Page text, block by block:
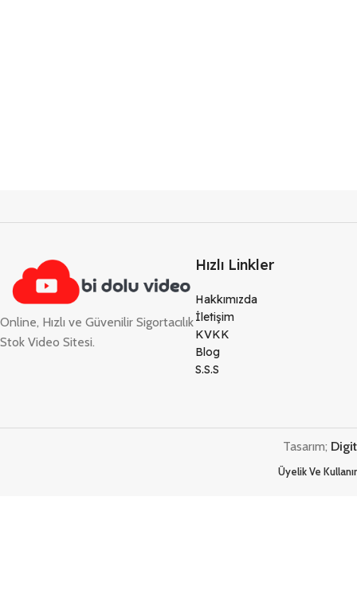
Online, Hızlı ve Güvenilir Sigortacılık
Stok Video Sitesi.
Hızlı Linkler
Hakkımızda
İletişim
KVKK
Blog
S.S.S
Tasarım;
Üyelik Ve